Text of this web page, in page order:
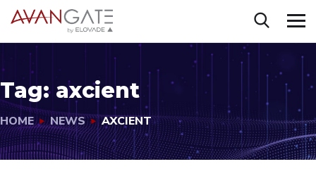
Tag: axcient
HOME NEWS AXCIENT